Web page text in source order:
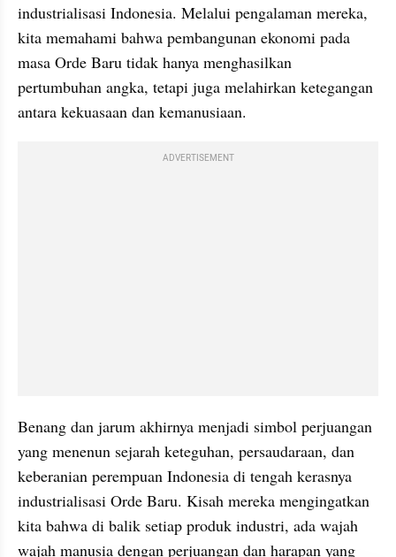
industrialisasi Indonesia. Melalui pengalaman mereka,
kita memahami bahwa pembangunan ekonomi pada
masa Orde Baru tidak hanya menghasilkan
pertumbuhan angka, tetapi juga melahirkan ketegangan
antara kekuasaan dan kemanusiaan.
ADVERTISEMENT
Benang dan jarum akhirnya menjadi simbol perjuangan
yang menenun sejarah keteguhan, persaudaraan, dan
keberanian perempuan Indonesia di tengah kerasnya
industrialisasi Orde Baru. Kisah mereka mengingatkan
kita bahwa di balik setiap produk industri, ada wajah
wajah manusia dengan perjuangan dan harapan yang